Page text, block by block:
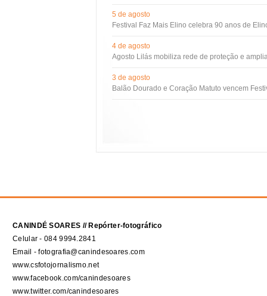
5 de agosto
Festival Faz Mais Elino celebra 90 anos de
4 de agosto
Agosto Lilás mobiliza rede de proteção e
3 de agosto
Balão Dourado e Coração Matuto vencem
CANINDÉ SOARES // Repórter-fotográfico
Celular - 084 9994.2841
Email - fotografia@canindesoares.com
www.csfotojornalismo.net
www.facebook.com/canindesoares
www.twitter.com/canindesoares